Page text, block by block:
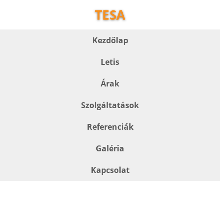
TESA
Kezdőlap
Letis
Árak
Szolgáltatások
Referenciák
Galéria
Kapcsolat